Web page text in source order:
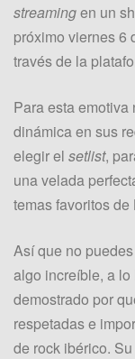
streamingen un
próximo viernes 6
través de la
Para esta
dinámica en sus
elegir el setlist,
una velada
temas favoritos de
Así que no
algo increíble, a
demostrado por
respetadas e
de rock ibérico.